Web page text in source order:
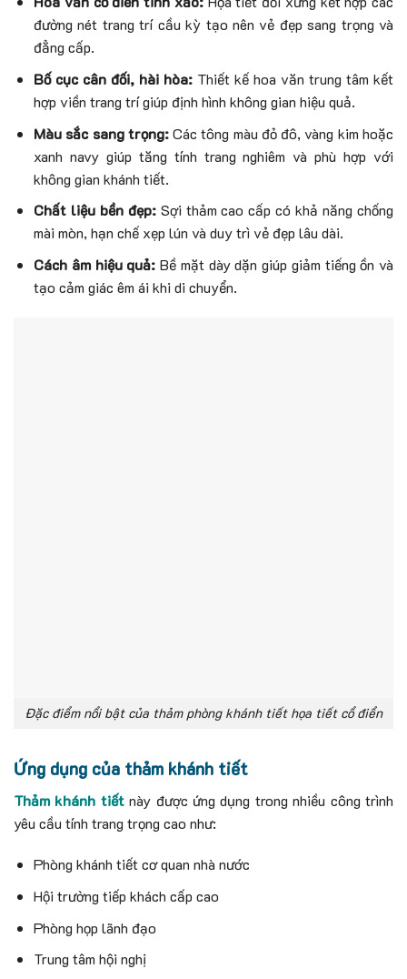
đường nét trang trí cầu kỳ tạo nên vẻ đẹp sang trọng và
đẳng cấp.
Bố cục cân đối, hài hòa: Thiết kế hoa văn trung tâm kết
hợp viền trang trí giúp định hình không gian hiệu quả.
Màu sắc sang trọng:Các tông màu đỏ đô, vàng kim hoặc
xanh navy giúp tăng tính trang nghiêm và phù hợp với
không gian khánh tiết.
Chất liệu bền đẹp:Sợi thảm cao cấp có khả năng chống
mài mòn, hạn chế xẹp lún và duy trì vẻ đẹp lâu dài.
Cách âm hiệu quả: Bề mặt dày dặn giúp giảm tiếng ồn và
tạo cảm giác êm ái khi di chuyển.
Đặc điểm nổi bật của thảm phòng khánh tiết họa tiết cổ điển
Ứng dụng của thảm khánh tiết
Thảm khánh tiếtnày được ứng dụng trong nhiều công trình
yêu cầu tính trang trọng cao như:
Phòng khánh tiết cơ quan nhà nước
Hội trường tiếp khách cấp cao
Phòng họp lãnh đạo
Trung tâm hội nghị